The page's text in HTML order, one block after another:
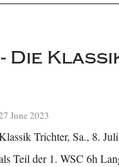
Die
June 2023
Trichter, Sa., 8.
Teil der 1. WSC 6h